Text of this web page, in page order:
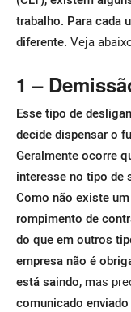
trabalho. Para cada
diferente. Veja
1 –
Esse tipo de
decide dispensar o
Geralmente ocorre
interesse no tipo de
Como não existe
rompimento de
do que em outros
empresa não é
está saindo, mas
comunicado